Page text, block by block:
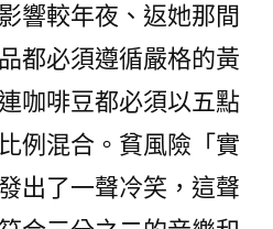
響較年夜、返她那間
都必須遵循嚴格的黃
咖啡豆都必須以五點
例混合。貧風險「實
出了一聲冷笑，這聲